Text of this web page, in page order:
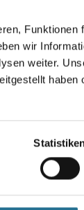
wir
weiter.